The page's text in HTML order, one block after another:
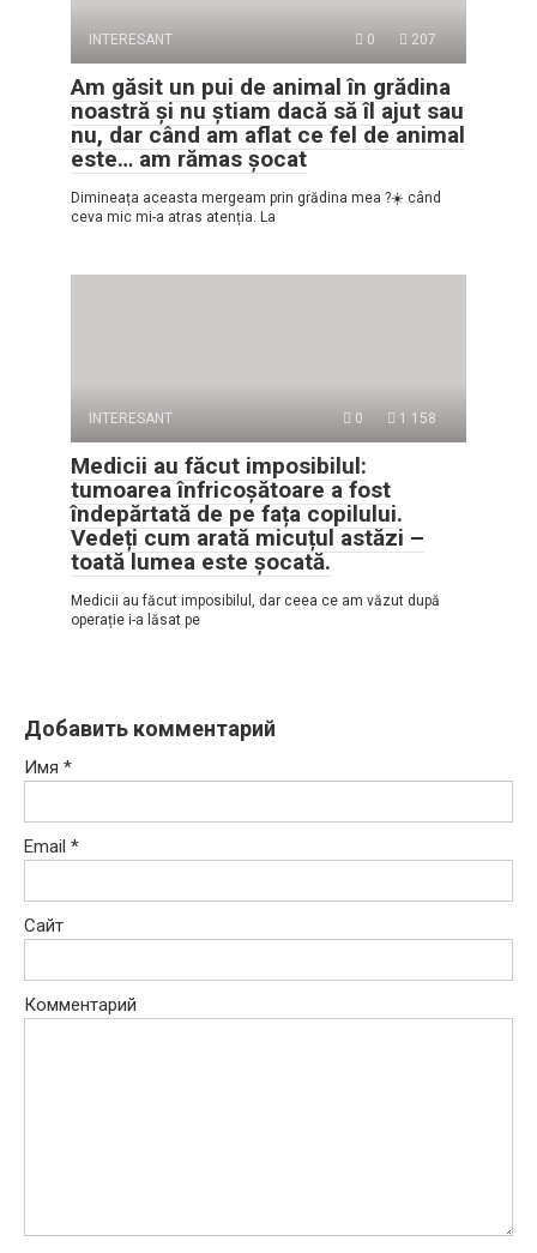
INTERESANT 0 207
Am găsit un pui de animal în grădina
noastră și nu știam dacă să îl ajut sau
nu, dar când am aflat ce fel de animal
este… am rămas șocat
Dimineața aceasta mergeam prin grădina mea ?☀️ când
ceva mic mi-a atras atenția. La
INTERESANT 0 1 158
Medicii au făcut imposibilul:
tumoarea înfricoșătoare a fost
îndepărtată de pe fața copilului.
Vedeți cum arată micuțul astăzi –
toată lumea este șocată.
Medicii au făcut imposibilul, dar ceea ce am văzut după
operație i-a lăsat pe
Добавить комментарий
Имя *
Email *
Сайт
Комментарий